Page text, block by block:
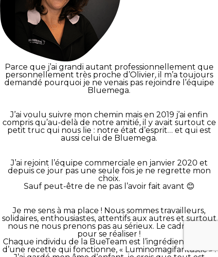
Parce que j’ai grandi autant professionnellement que
personnellement très proche d’Olivier, il m’a toujours
demandé pourquoi je ne venais pas rejoindre l’équipe
Bluemega.
J’ai voulu suivre mon chemin mais en 2019 j’ai enfin
compris qu’au-delà de notre amitié, il y avait surtout ce
petit truc qui nous lie : notre état d’esprit… et qui est
aussi celui de Bluemega.
J’ai rejoint l’équipe commerciale en janvier 2020 et
depuis ce jour pas une seule fois je ne regrette mon
choix.
Sauf peut-être de ne pas l’avoir fait avant 😊
Je me sens à ma place ! Nous sommes travailleurs,
solidaires, enthousiastes, attentifs aux autres et surtout
nous ne nous prenons pas au sérieux. Le cadre idéal
pour se réaliser !
Chaque individu de la BueTeam est l’ingrédient spécial
d’une recette qui fonctionne, « Luminomagifantastic » !